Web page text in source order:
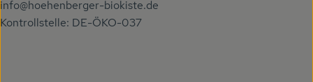
info@hoehenberger-biokiste.de
Kontrollstelle: DE-ÖKO-037